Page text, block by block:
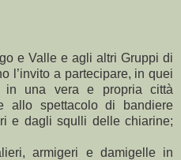
e Valle e agli altri Gruppi di
l’invito a partecipare, in quei
in una vera e propria città
allo spettacolo di bandiere
e dagli squlli delle chiarine;
armigeri e damigelle in